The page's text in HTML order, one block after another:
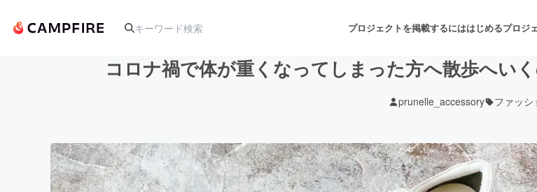
プロジェクトを掲載するにははじめるプロジ
アート・写真 音楽 舞
コロナ禍で体が重くなってしまった方へ散歩へい
prunelle_accessory ファッシ